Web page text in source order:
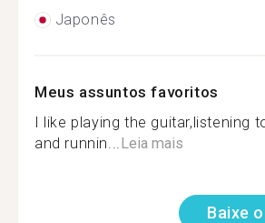
Japonês
Meus assuntos favoritos
I like playing the guitar,listening
and runnin...Leia mais
Baixe